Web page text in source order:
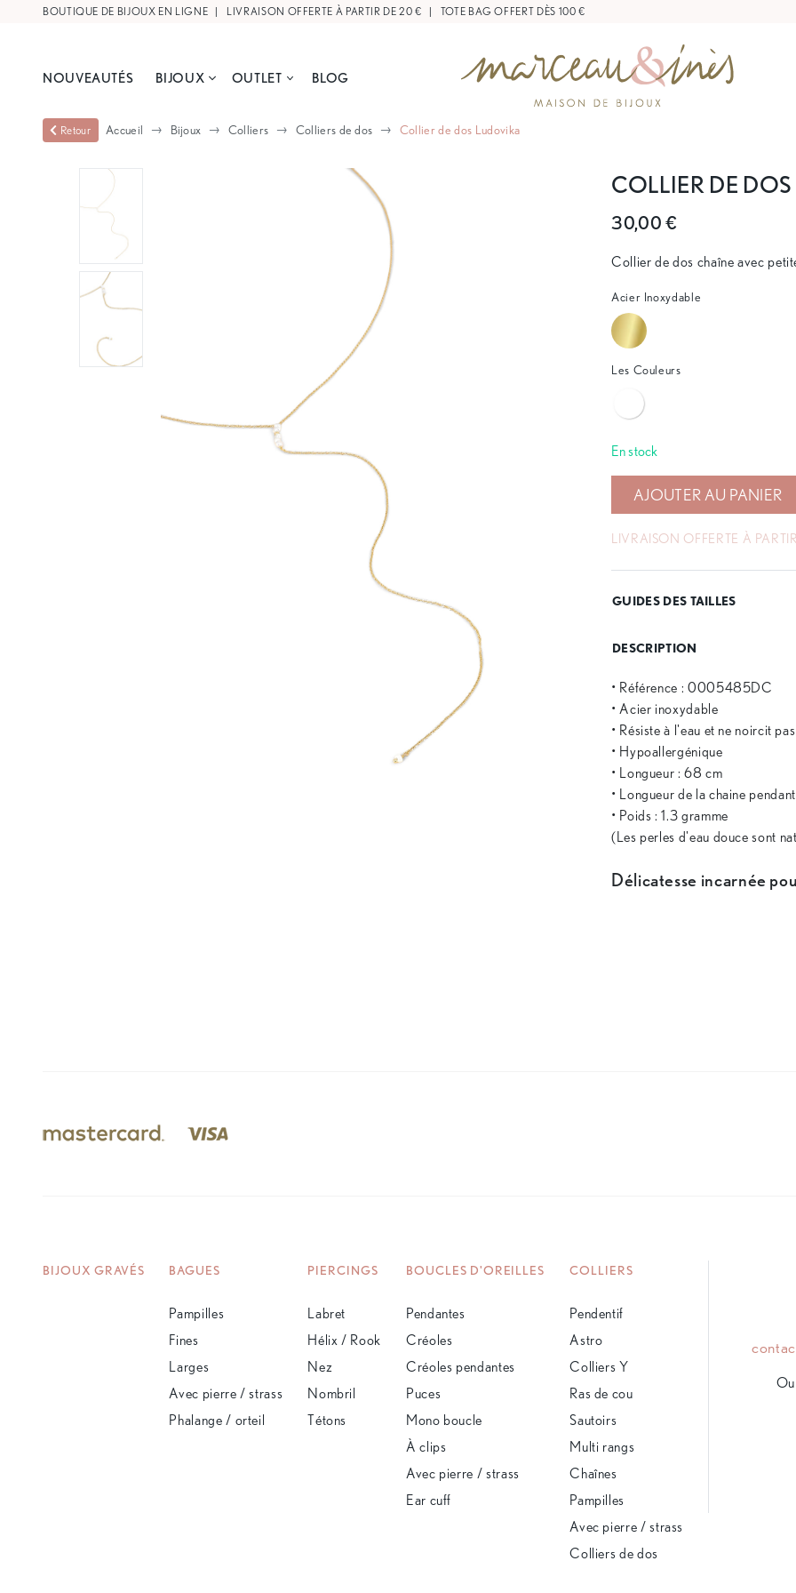
BOUTIQUE DE BIJOUX EN LIGNE | | TOTE BAG OFFERT DÈS 100 €
NOUVEAUTÉS BIJOUX OUTLET BLOG
Retour Accueil Bijoux Colliers Colliers de dos Collier de dos Ludovika
COLLIER DE
30,00 €
Collier de dos chaîne avec
Acier Inoxydable
Les Couleurs
En stock
AJOUTER AU PANIER
LIVRAISON OFFERTE À
GUIDES DES TAILLES
DESCRIPTION
• Référence : 0005485DC
• Acier inoxydable
• Résiste à l'eau et ne noircit pas
• Hypoallergénique
• Longueur : 68 cm
• Longueur de la chaine
• Poids : 1.3 gramme
(Les perles d'eau douce sont
Délicatesse incarnée
BIJOUX GRAVÉS BAGUES
Pampilles
Fines
Larges
Avec pierre / strass
Phalange / orteil
PIERCINGS
Labret
Hélix / Rook
Nez
Nombril
Tétons
BOUCLES D'OREILLES
Pendantes
Créoles
Créoles pendantes
Puces
Mono boucle
À clips
Avec pierre / strass
Ear cuff
COLLIERS
Pendentif
Astro
Colliers Y
Ras de cou
Sautoirs
Multi rangs
Chaînes
Pampilles
Avec pierre / strass
Colliers de dos